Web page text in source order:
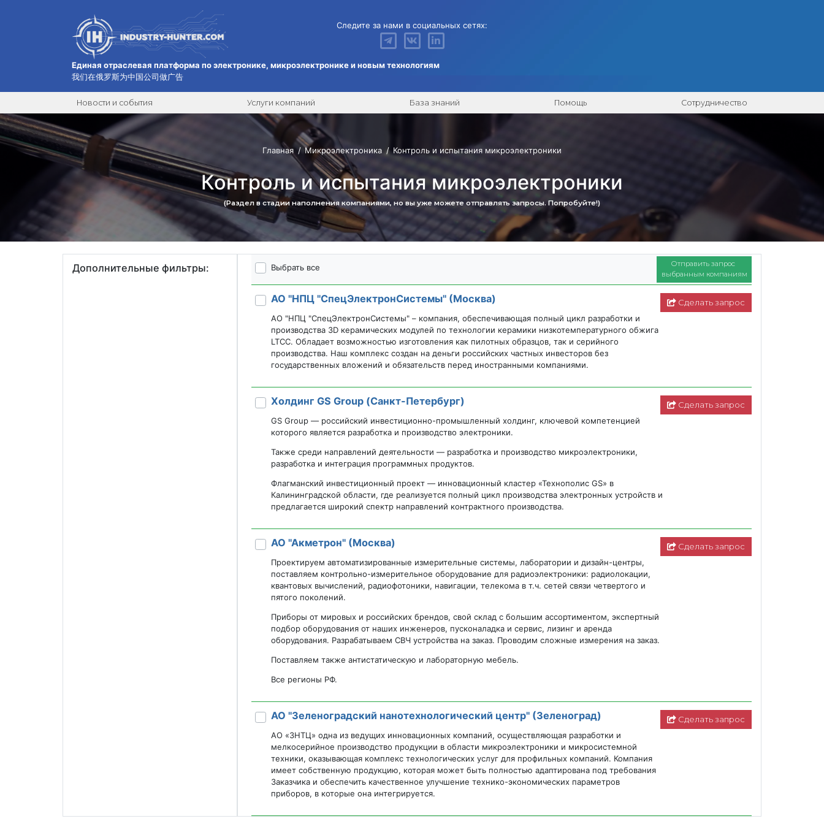
Следите за нами в социальных сетях:
Единая отраслевая платформа по электронике, микроэлектронике и новым технологиям
我们在俄罗斯为中国公司做广告
Новости и события Услуги компаний База знаний Помощь Сотрудничество
Главная Микроэлектроника Контроль и испытания микроэлектроники
Контроль и испытания микроэлектроники
(Раздел в стадии наполнения компаниями, но вы уже можете отправлять запросы. Попробуйте!)
Дополнительные фильтры: Выбрать все
Отправить запрос
выбранным компаниям
АО "НПЦ "СпецЭлектронСистемы" (Москва)
АО "НПЦ "СпецЭлектронСистемы" – компания, обеспечивающая полный цикл разработки и
производства 3D керамических модулей по технологии керамики низкотемпературного обжига
LTCC. Обладает возможностью изготовления как пилотных образцов, так и серийного
производства. Наш комплекс создан на деньги российских частных инвесторов без
государственных вложений и обязательств перед иностранными компаниями.
Сделать запрос
Холдинг GS Group (Санкт-Петербург)
GS Group — российский инвестиционно-промышленный холдинг, ключевой компетенцией
которого является разработка и производство электроники.
Также среди направлений деятельности — разработка и производство микроэлектроники,
разработка и интеграция программных продуктов.
Флагманский инвестиционный проект — инновационный кластер «Технополис GS» в
Калининградской области, где реализуется полный цикл производства электронных устройств и
предлагается широкий спектр направлений контрактного производства.
Сделать запрос
АО "Акметрон" (Москва)
Проектируем автоматизированные измерительные системы, лаборатории и дизайн-центры,
поставляем контрольно-измерительное оборудование для радиоэлектроники: радиолокации,
квантовых вычислений, радиофотоники, навигации, телекома в т.ч. сетей связи четвертого и
пятого поколений.
Приборы от мировых и российских брендов, свой склад с большим ассортиментом, экспертный
подбор оборудования от наших инженеров, пусконаладка и сервис, лизинг и аренда
оборудования. Разрабатываем СВЧ устройства на заказ. Проводим сложные измерения на заказ.
Поставляем также антистатическую и лабораторную мебель.
Все регионы РФ.
Сделать запрос
АО "Зеленоградский нанотехнологический центр" (Зеленоград)
АО «ЗНТЦ» одна из ведущих инновационных компаний, осуществляющая разработки и
мелкосерийное производство продукции в области микроэлектроники и микросистемной
техники, оказывающая комплекс технологических услуг для профильных компаний. Компания
имеет собственную продукцию, которая может быть полностью адаптирована под требования
Заказчика и обеспечить качественное улучшение технико-экономических параметров
приборов, в которые она интегрируется.
Сделать запрос